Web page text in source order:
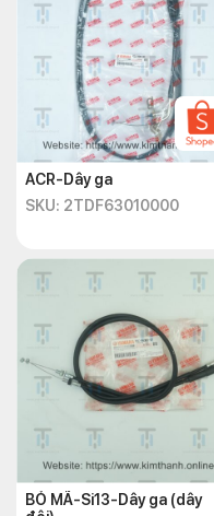
ACR-Dây ga
SKU: 2TDF63010000
BỎ MÃ-Si13-Dây ga (dây